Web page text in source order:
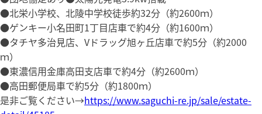
●北栄小学校、北陵中学校徒歩約32分（約2600ｍ）
●ゲンキー小名田町1丁目店車で約4分（約1600ｍ）
●タチヤ多治見店、Vドラッグ旭ヶ丘店車で約5分（約2000
ｍ）
●東濃信用金庫高田支店車で約4分（約2600ｍ）
●高田郵便局車で約5分（約1800ｍ）
是非ご覧ください→https://www.saguchi-re.jp/sale/estate-